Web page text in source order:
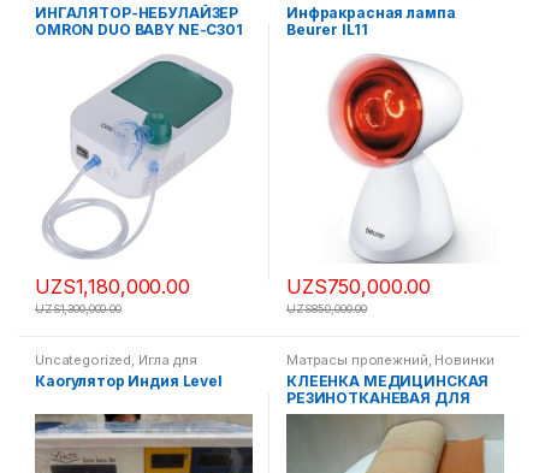
ИНГАЛЯТОР-НЕБУЛАЙЗЕР
OMRON DUO BABY NE-C301
UZS1,180,000.00
UZS1,300,000.00
Инфракрасная лампа
Beurer IL11
UZS750,000.00
UZS850,000.00
Uncategorized Игла для
иглотерапии Магнитотерапия
Новинки,Электрофорез -Цзин
Каогулятор Индия Level
Матрасы пролежний Новинки
КЛЕЕНКА МЕДИЦИНСКАЯ
РЕЗИНОТКАНЕВАЯ ДЛЯ
САНИТАРНО-
ГИГИЕНИЧЕСКИХ ЦЕЛЕЙ 1